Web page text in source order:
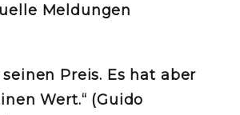
Meldungen
Preis. Es hat aber
Wert.“ (Guido